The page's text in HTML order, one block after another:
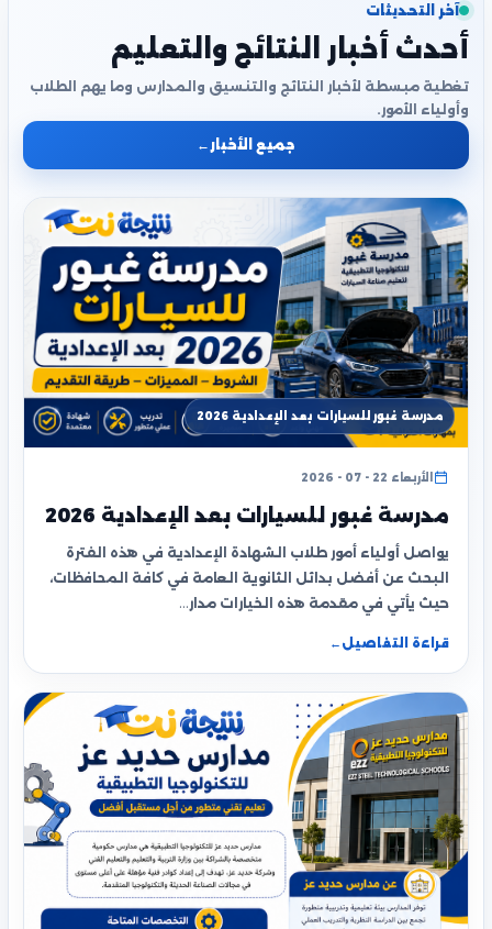
آخر التحديثات
أحدث أخبار النتائج والتعليم
تغطية مبسطة لأخبار النتائج والتنسيق والمدارس وما يهم الطلاب
وأولياء الأمور.
جميع الأخبار ←
مدرسة غبور للسيارات بعد الإعدادية 2026
الأربعاء 22 - 07 - 2026
مدرسة غبور للسيارات بعد الإعدادية 2026
يواصل أولياء أمور طلاب الشهادة الإعدادية في هذه الفترة
البحث عن أفضل بدائل الثانوية العامة في كافة المحافظات،
حيث يأتي في مقدمة هذه الخيارات مدار…
قراءة التفاصيل ←